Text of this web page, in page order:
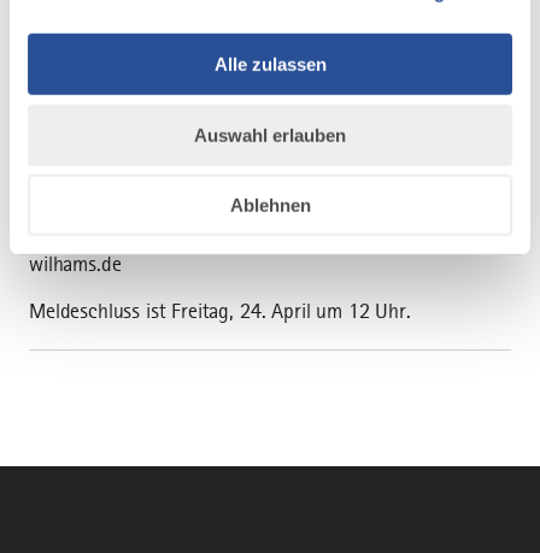
Alle zulassen
Auswahl erlauben
Ablehnen
8 Euro, Jugendliche ab 5. Klasse bezahlen
5 Euro. Für alle Kinder bis zur 4. Klasse ist die
Startgebühr 2,- € inkl. kleinem
wilhams.de
Meldeschluss ist Freitag, 24. April um 12 Uhr.